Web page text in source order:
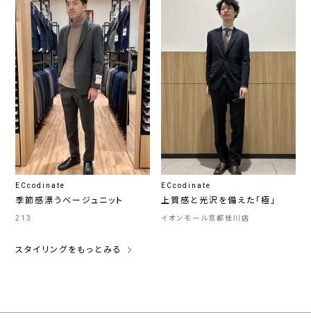
ECcodinate
季節感漂うベージュニット
213
ECcodinate
上質感と光沢を備えた「極」
イオンモール京都桂川店
スタイリングをもっとみる